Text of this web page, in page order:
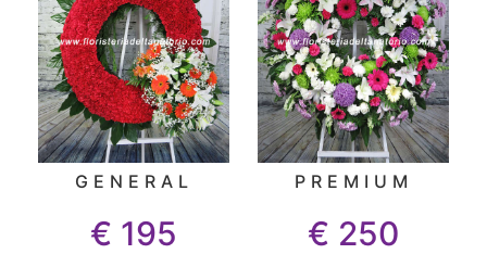
GENERAL
€ 195
PREMIUM
€ 250